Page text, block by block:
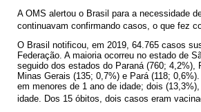
A OMS alertou o Brasil para a necessidade
continuavam confirmando casos, o que fez
O Brasil notificou, em 2019, 64.765 casos
Federação. A maioria ocorreu no estado de
seguido dos estados do Paraná (760; 4,2%),
Minas Gerais (135; 0,7%) e Pará (118;
em menores de 1 ano de idade; dois
idade. Dos 15 óbitos, dois casos eram